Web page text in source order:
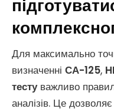
Для максимально
визначенні СА-125,
тестуважливо
аналізів. Це